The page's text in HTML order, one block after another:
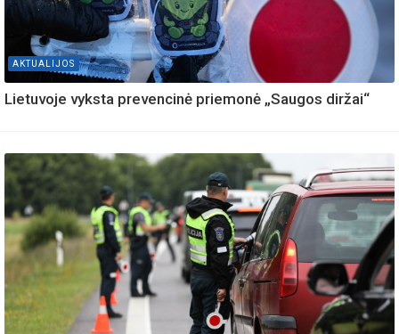
AKTUALIJOS
Lietuvoje vyksta prevencinė priemonė „Saugos diržai“